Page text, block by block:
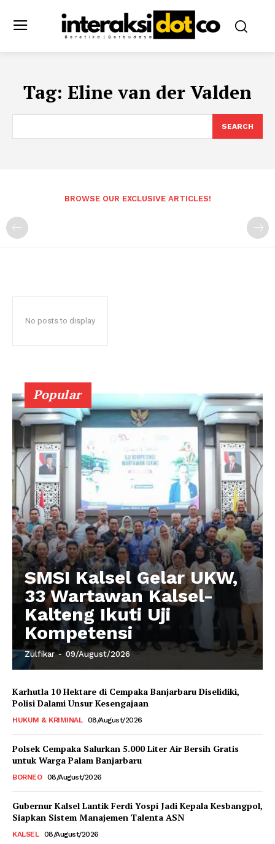
Tag: Eline van der Valden
SEARCH
BROWSE OUR EXCLUSIVE ARTICLES!
No posts to display
Popular
SMSI Kalsel Gelar UKW,
33 Wartawan Kalsel-
Kalteng Ikuti Uji
Kompetensi
Zulfikar - 09/August/2026
Karhutla 10 Hektare di Cempaka Banjarbaru Diselidiki,
Polisi Dalami Unsur Kesengajaan
HUKUM & KRIMINAL 08/August/2026
Polsek Cempaka Salurkan 5.000 Liter Air Bersih Gratis
untuk Warga Palam Banjarbaru
BORNEO 08/August/2026
Gubernur Kalsel Lantik Ferdi Yospi Jadi Kepala Kesbangpol,
Siapkan Sistem Manajemen Talenta ASN
KALSEL 08/August/2026